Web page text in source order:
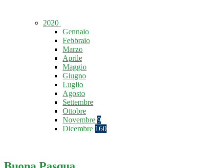
2020
Gennaio
Febbraio
Marzo
Aprile
Maggio
Giugno
Luglio
Agosto
Settembre
Ottobre
Novembre 9
Dicembre 160